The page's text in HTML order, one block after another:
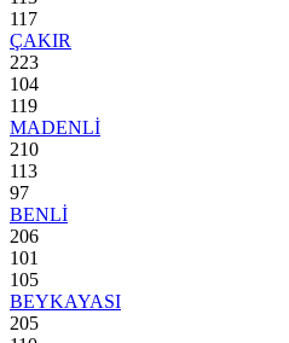
117
ÇAKIR
223
104
119
MADENLİ
210
113
97
BENLİ
206
101
105
BEYKAYASI
205